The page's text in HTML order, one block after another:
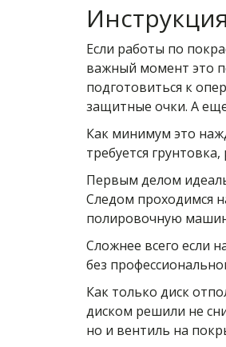
Если работы по
важный момент это
подготовиться к
защитные очки. А
Как минимум это
требуется
Первым делом
Следом проходимся
полировочную
Сложнее всего если
без
Как только диск
диском решили не
но и вентиль на